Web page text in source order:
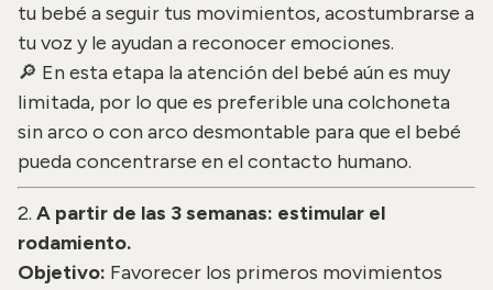
tu bebé a seguir tus movimientos, acostumbrarse a
tu voz y le ayudan a reconocer emociones.
🔎 En esta etapa la atención del bebé aún es muy
limitada, por lo que es preferible una colchoneta
sin arco o con arco desmontable para que el bebé
pueda concentrarse en el contacto humano.
2. A partir de las 3 semanas: estimular el
rodamiento.
Objetivo: Favorecer los primeros movimientos